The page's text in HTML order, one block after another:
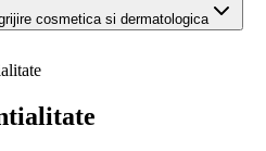
cosmetica si dermatologica